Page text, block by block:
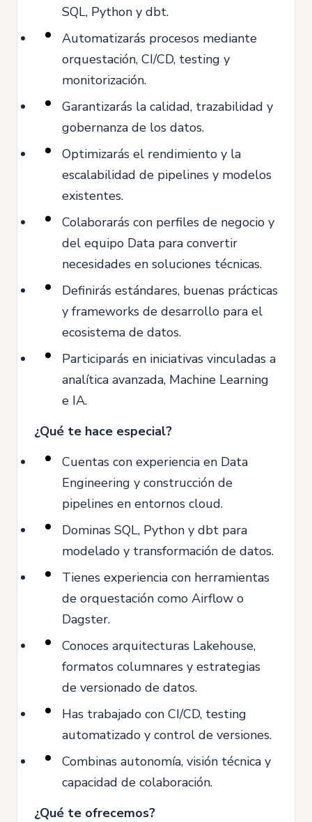
SQL, Python y dbt.
Automatizarás procesos mediante
orquestación, CI/CD, testing y
monitorización.
Garantizarás la calidad, trazabilidad y
gobernanza de los datos.
Optimizarás el rendimiento y la
escalabilidad de pipelines y modelos
existentes.
Colaborarás con perfiles de negocio y
del equipo Data para convertir
necesidades en soluciones técnicas.
Definirás estándares, buenas prácticas
y frameworks de desarrollo para el
ecosistema de datos.
Participarás en iniciativas vinculadas a
analítica avanzada, Machine Learning
e IA.
¿Qué te hace especial?
Cuentas con experiencia en Data
Engineering y construcción de
pipelines en entornos cloud.
Dominas SQL, Python y dbt para
modelado y transformación de datos.
Tienes experiencia con herramientas
de orquestación como Airflow o
Dagster.
Conoces arquitecturas Lakehouse,
formatos columnares y estrategias
de versionado de datos.
Has trabajado con CI/CD, testing
automatizado y control de versiones.
Combinas autonomía, visión técnica y
capacidad de colaboración.
¿Qué te ofrecemos?